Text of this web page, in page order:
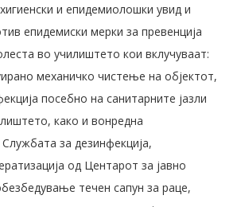
и епидемиолошки увид и
епидемиски мерки за превенција
во училиштето кои вклучуваат:
механичко чистење на објектот,
посебно на санитарните јазли
како и вонредна
за дезинфекција,
од Центарот за јавно
течен сапун за раце,